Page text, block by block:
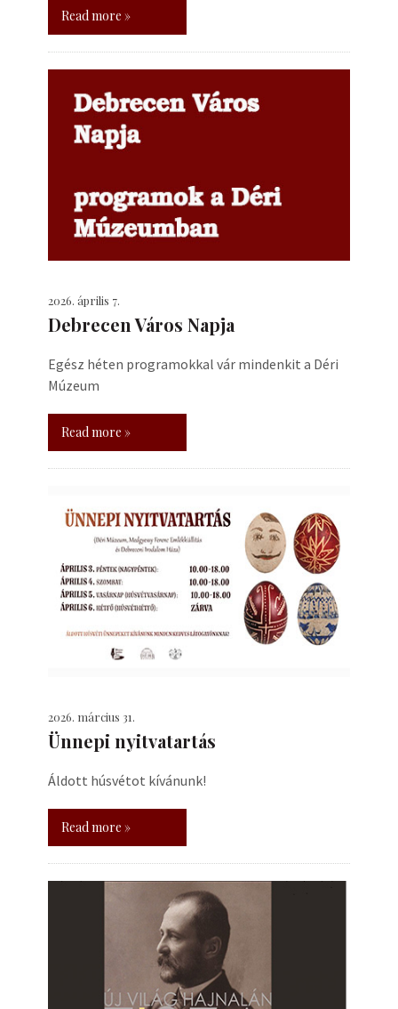
Read more »
2026. április 7.
Debrecen Város Napja
Egész héten programokkal vár mindenkit a Déri
Múzeum
Read more »
2026. március 31.
Ünnepi nyitvatartás
Áldott húsvétot kívánunk!
Read more »